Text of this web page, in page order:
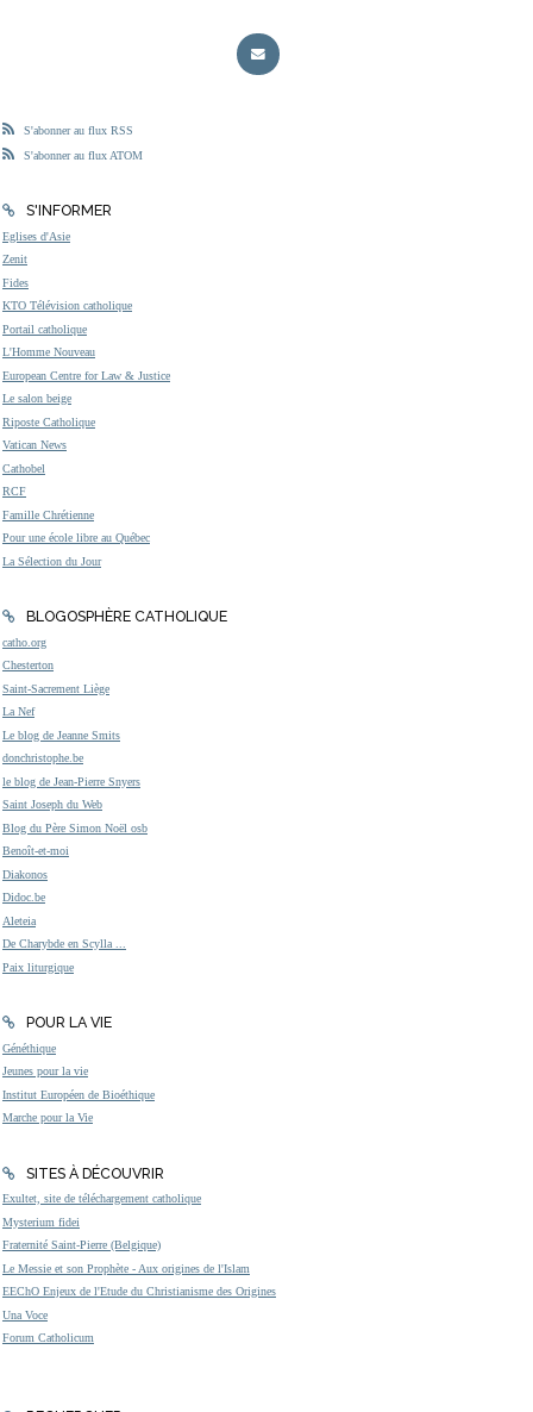
S'abonner au flux RSS
S'abonner au flux ATOM
S'INFORMER
Eglises d'Asie
Zenit
Fides
KTO Télévision catholique
Portail catholique
L'Homme Nouveau
European Centre for Law & Justice
Le salon beige
Riposte Catholique
Vatican News
Cathobel
RCF
Famille Chrétienne
Pour une école libre au Québec
La Sélection du Jour
BLOGOSPHÈRE CATHOLIQUE
catho.org
Chesterton
Saint-Sacrement Liège
La Nef
Le blog de Jeanne Smits
donchristophe.be
le blog de Jean-Pierre Snyers
Saint Joseph du Web
Blog du Père Simon Noël osb
Benoît-et-moi
Diakonos
Didoc.be
Aleteia
De Charybde en Scylla ...
Paix liturgique
POUR LA VIE
Généthique
Jeunes pour la vie
Institut Européen de Bioéthique
Marche pour la Vie
SITES À DÉCOUVRIR
Exultet, site de téléchargement catholique
Mysterium fidei
Fraternité Saint-Pierre (Belgique)
Le Messie et son Prophète - Aux origines de l'Islam
EEChO Enjeux de l'Etude du Christianisme des Origines
Una Voce
Forum Catholicum